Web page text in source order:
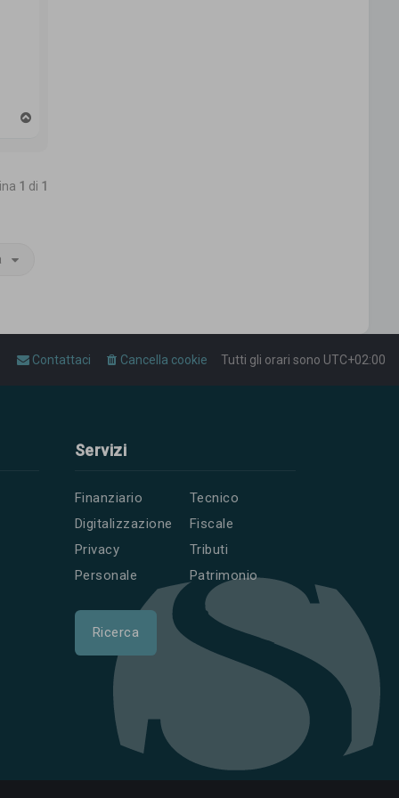
1 di 1
Tutti gli orari sono UTC+02:00
Cancella cookie
Contattaci
Servizi
Finanziario
Digitalizzazione
Privacy
Personale
Tecnico
Fiscale
Tributi
Patrimonio
Ricerca